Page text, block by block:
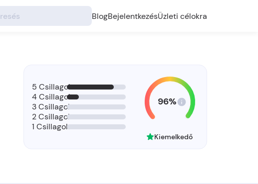
BlogBejelentkezésÜzleti célokra
5 Csillagok
4 Csillagok
3 Csillagok
2 Csillagok
1 Csillagok
96%
Kiemelkedő